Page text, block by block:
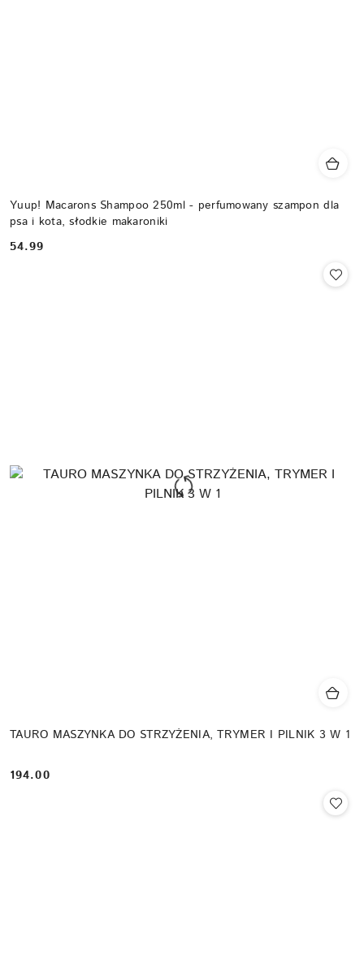
Yuup! Macarons Shampoo 250ml - perfumowany szampon dla
psa i kota, słodkie makaroniki
Cena:
54.99
TAURO MASZYNKA DO STRZYŻENIA, TRYMER I PILNIK 3 W 1
Cena:
194.00